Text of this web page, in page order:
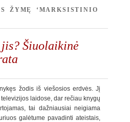
ŽYMĘ ‘MARKSISTINIO
Šiuolaikinė
žodis iš viešosios erdvės. Jį
laidose, dar rečiau knygų
tai dažniausiai neigiama
galėtume pavadinti ateistais,